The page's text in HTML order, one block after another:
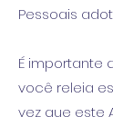
Pessoais
É importante
você releia
vez que este